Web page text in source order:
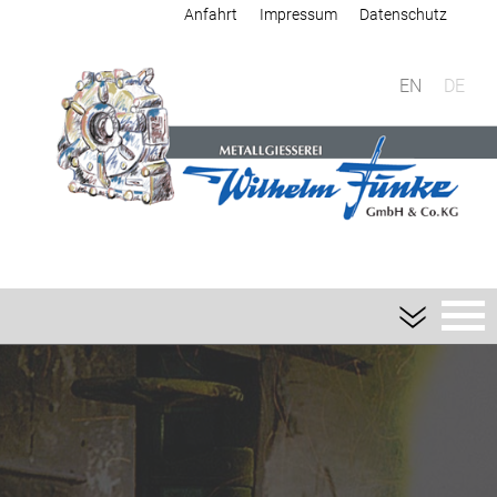
Anfahrt Impressum Datenschutz
EN DE
Giesserei
Sandguss
Aluminium-Sandguss
Magnesium-Sandguss